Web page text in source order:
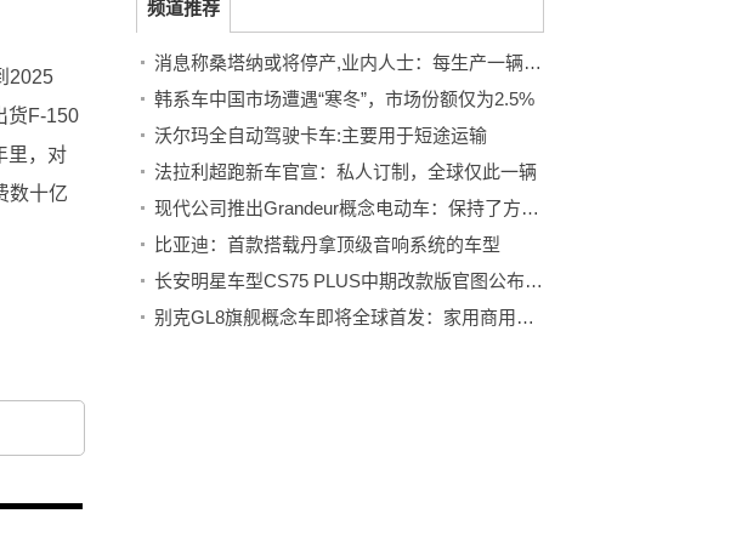
2025
货F-150
里，对
数十亿
频道推荐
消息称桑塔纳或将停产,业内人士：每生产一辆需缴2000元罚款
韩系车中国市场遭遇“寒冬”，市场份额仅为2.5%
沃尔玛全自动驾驶卡车:主要用于短途运输
法拉利超跑新车官宣：私人订制，全球仅此一辆
现代公司推出Grandeur概念电动车：保持了方正造型
比亚迪：首款搭载丹拿顶级音响系统的车型
长安明星车型CS75 PLUS中期改款版官图公布：让人耳目一新
别克GL8旗舰概念车即将全球首发：家用商用两不误